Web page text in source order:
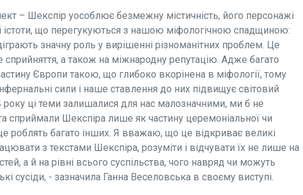
– Шекспір уособлює безмежну містичність, його персонажі
істоти, що перегукуються з нашою міфологічною спадщиною:
значну роль у вирішенні різноманітних проблем. Це
а також на міжнародну репутацію. Адже багато
Європи такою, що глибоко вкорінена в міфології, тому
сили і наше ставлення до них підвищує світовий
року ці теми залишалися для нас малозначними, ми б не
сприймали Шекспіра лише як частину церемоніальної чи
роблять багато інших. Я вважаю, що це відкриває великі
з текстами Шекспіра, розуміти і відчувати їх не лише на
а й на рівні всього суспільства, чого навряд чи можуть
сусіди, - зазначила Ганна Веселовська в своєму виступі.